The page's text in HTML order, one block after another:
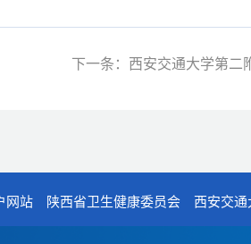
下一条：西安交通大学第二
网站 陕西省卫生健康委员会 西安交通